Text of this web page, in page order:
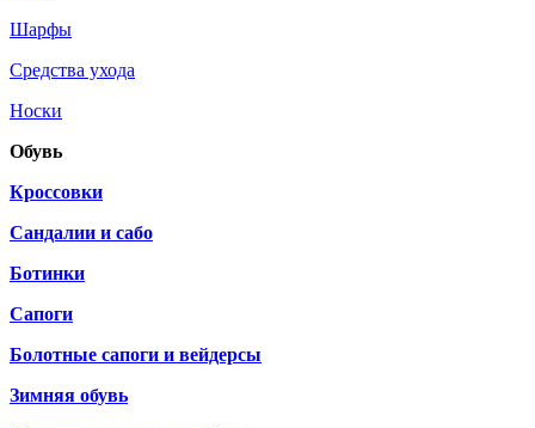
Шарфы
Средства ухода
Носки
Обувь
Кроссовки
Сандалии и сабо
Ботинки
Сапоги
Болотные сапоги и вейдерсы
Зимняя обувь